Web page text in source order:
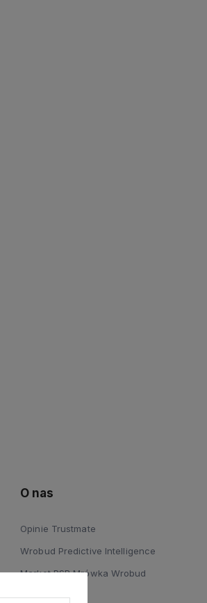
O nas
Opinie Trustmate
Wrobud Predictive Intelligence
Market PSB Mrówka Wrobud
Blog